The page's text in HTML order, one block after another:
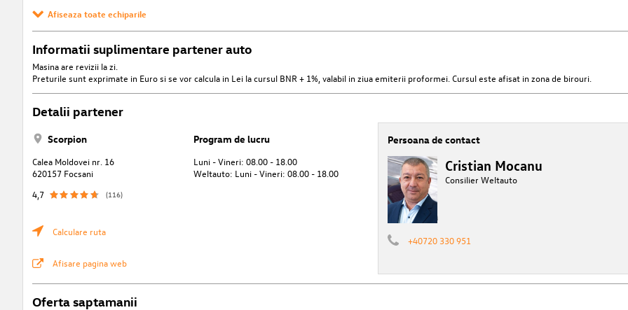
Afiseaza toate echiparile
Informatii suplimentare partener auto
Masina are revizii la zi.
Preturile sunt exprimate in Euro si se vor calcula in Lei la cursul BNR + 1%, valabil in ziua emiterii proformei. Cursul este afisat in zona de birouri.
Detalii partener
Scorpion
Calea Moldovei nr. 16
620157 Focsani
4,7
(116)
Calculare ruta
Afisare pagina web
Program de lucru
Luni - Vineri: 08.00 - 18.00
Weltauto: Luni - Vineri: 08.00 - 18.00
Persoana de contact
Cristian Mocanu
Consilier Weltauto
+40720 330 951
Oferta saptamanii